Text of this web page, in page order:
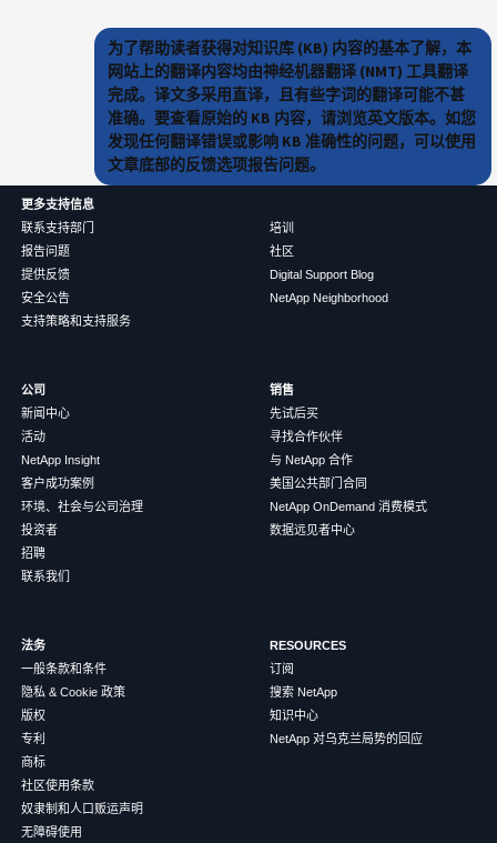
为了帮助读者获得对知识库 (KB) 内容的基本了解，本
网站上的翻译内容均由神经机器翻译 (NMT) 工具翻译
完成。译文多采用直译，且有些字词的翻译可能不甚
准确。要查看原始的 KB 内容，请浏览英文版本。如您
发现任何翻译错误或影响 KB 准确性的问题，可以使用
文章底部的反馈选项报告问题。
更多支持信息
联系支持部门
报告问题
提供反馈
安全公告
支持策略和支持服务
培训
社区
Digital Support Blog
NetApp Neighborhood
公司
新闻中心
活动
NetApp Insight
客户成功案例
环境、社会与公司治理
投资者
招聘
联系我们
销售
先试后买
寻找合作伙伴
与 NetApp 合作
美国公共部门合同
NetApp OnDemand 消费模式
数据远见者中心
法务
一般条款和条件
隐私 & Cookie 政策
版权
专利
商标
社区使用条款
奴隶制和人口贩运声明
无障碍使用
RESOURCES
订阅
搜索 NetApp
知识中心
NetApp 对乌克兰局势的回应